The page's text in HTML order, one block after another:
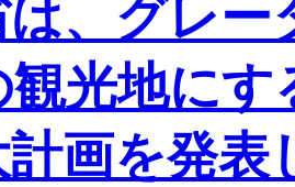
は、グレ
観光地に
計画を発表